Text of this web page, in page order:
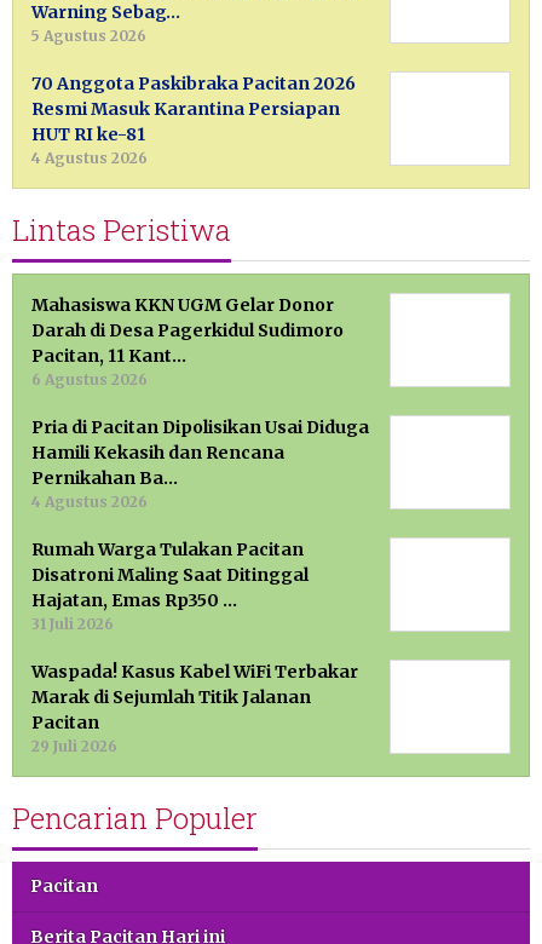
Warning Sebag…
5 Agustus 2026
70 Anggota Paskibraka Pacitan 2026
Resmi Masuk Karantina Persiapan
HUT RI ke-81
4 Agustus 2026
Lintas Peristiwa
Mahasiswa KKN UGM Gelar Donor
Darah di Desa Pagerkidul Sudimoro
Pacitan, 11 Kant…
6 Agustus 2026
Pria di Pacitan Dipolisikan Usai Diduga
Hamili Kekasih dan Rencana
Pernikahan Ba…
4 Agustus 2026
Rumah Warga Tulakan Pacitan
Disatroni Maling Saat Ditinggal
Hajatan, Emas Rp350 …
31 Juli 2026
Waspada! Kasus Kabel WiFi Terbakar
Marak di Sejumlah Titik Jalanan
Pacitan
29 Juli 2026
Pencarian Populer
Pacitan
Berita Pacitan Hari ini